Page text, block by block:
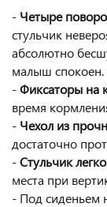
- Четыре
стульчик
абсолютно
малыш спокоен.
-Фиксаторы на
время
- Чехол из
достаточно
-Стульчик
места при
- Под сиденьем